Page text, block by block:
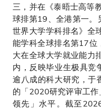
三，并在《泰晤士高等
球排第19、全港第一
世界大学学科排名》全
能学科全球排名第17位
大在全球大学就业能力
内，反映毕业生极具竞
逾八成的科大研究，于
的「2020研究评审工
领先」水平。截至